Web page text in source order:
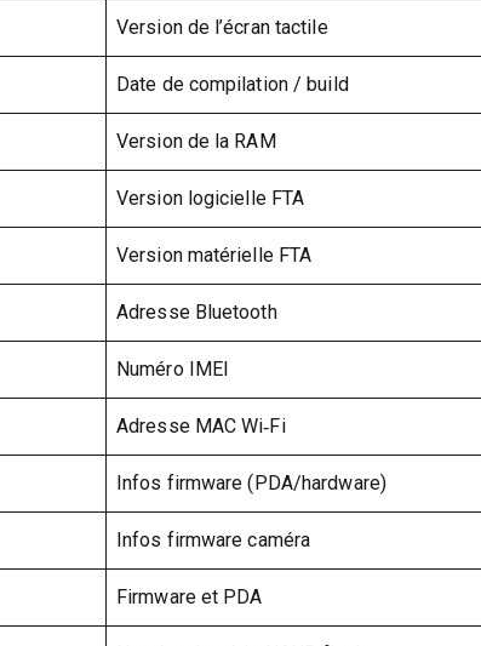
Version de l’écran tactile
Date de compilation / build
Version de la RAM
Version logicielle FTA
Version matérielle FTA
Adresse Bluetooth
Numéro IMEI
Adresse MAC Wi‑Fi
Infos firmware (PDA/hardware)
Infos firmware caméra
Firmware et PDA